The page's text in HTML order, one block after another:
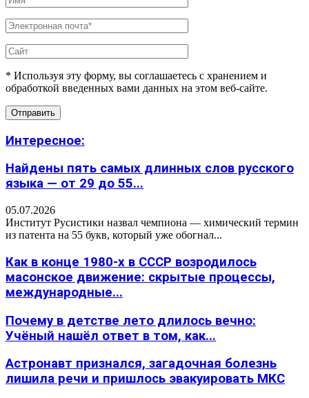
* Используя эту форму, вы соглашаетесь с хранением и
обработкой введенных вами данных на этом веб-сайте.
Интересное:
Найдены пять самых длинных слов русского
языка — от 29 до 55...
05.07.2026
Институт Русистики назвал чемпиона — химический термин
из патента на 55 букв, который уже обогнал...
Как в конце 1980-х в СССР возродилось
масонское движение: скрытые процессы,
международные...
Почему в детстве лето длилось вечно:
Учёный нашёл ответ в том, как...
Астронавт признался, загадочная болезнь
лишила речи и пришлось эвакуировать МКС